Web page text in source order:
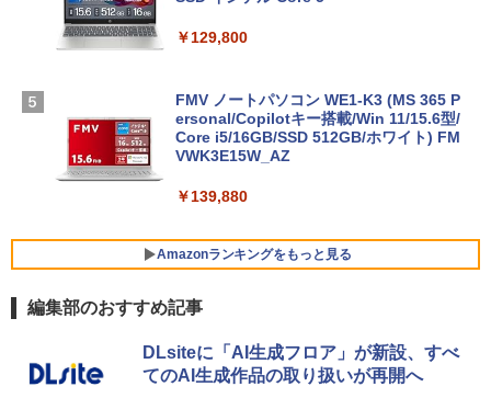
￥129,800
FMV ノートパソコン WE1-K3 (MS 365 P
ersonal/Copilotキー搭載/Win 11/15.6型/
Core i5/16GB/SSD 512GB/ホワイト) FM
VWK3E15W_AZ
￥139,880
Amazonランキングをもっと見る
Robloxギフトカード - 800 Robux 【限
定バーチャルアイテムを含む】 【オンラ
インゲームコード】 ロブロックス | オン
生成AIパスポート公式テキスト 第４版
￥1,766
Amazon Kindle - 目に優しい、かさばら
ない、大きな画面で読みやすい、6週間持
続バッテリー、6インチディスプレイ電子
編集部のおすすめ記事
DLsiteに「AI生成フロア」が新設、すべ
てのAI生成作品の取り扱いが再開へ